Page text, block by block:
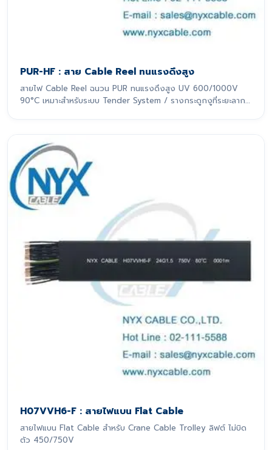
PUR-HF : สาย Cable Reel ทนแรงดึงสูง
สายไฟ Cable Reel ฉนวน PUR ทนแรงดึงสูง UV 600/1000V
90°C เหมาะสำหรับระบบ Tender System / รางกระดูกงูที่ระยะลาก
H07VVH6-F : สายไฟแบน Flat Cable
สายไฟแบน Flat Cable สำหรับ Crane Cable Trolley ลิฟต์ ไม่บิด
ตัว 450/750V